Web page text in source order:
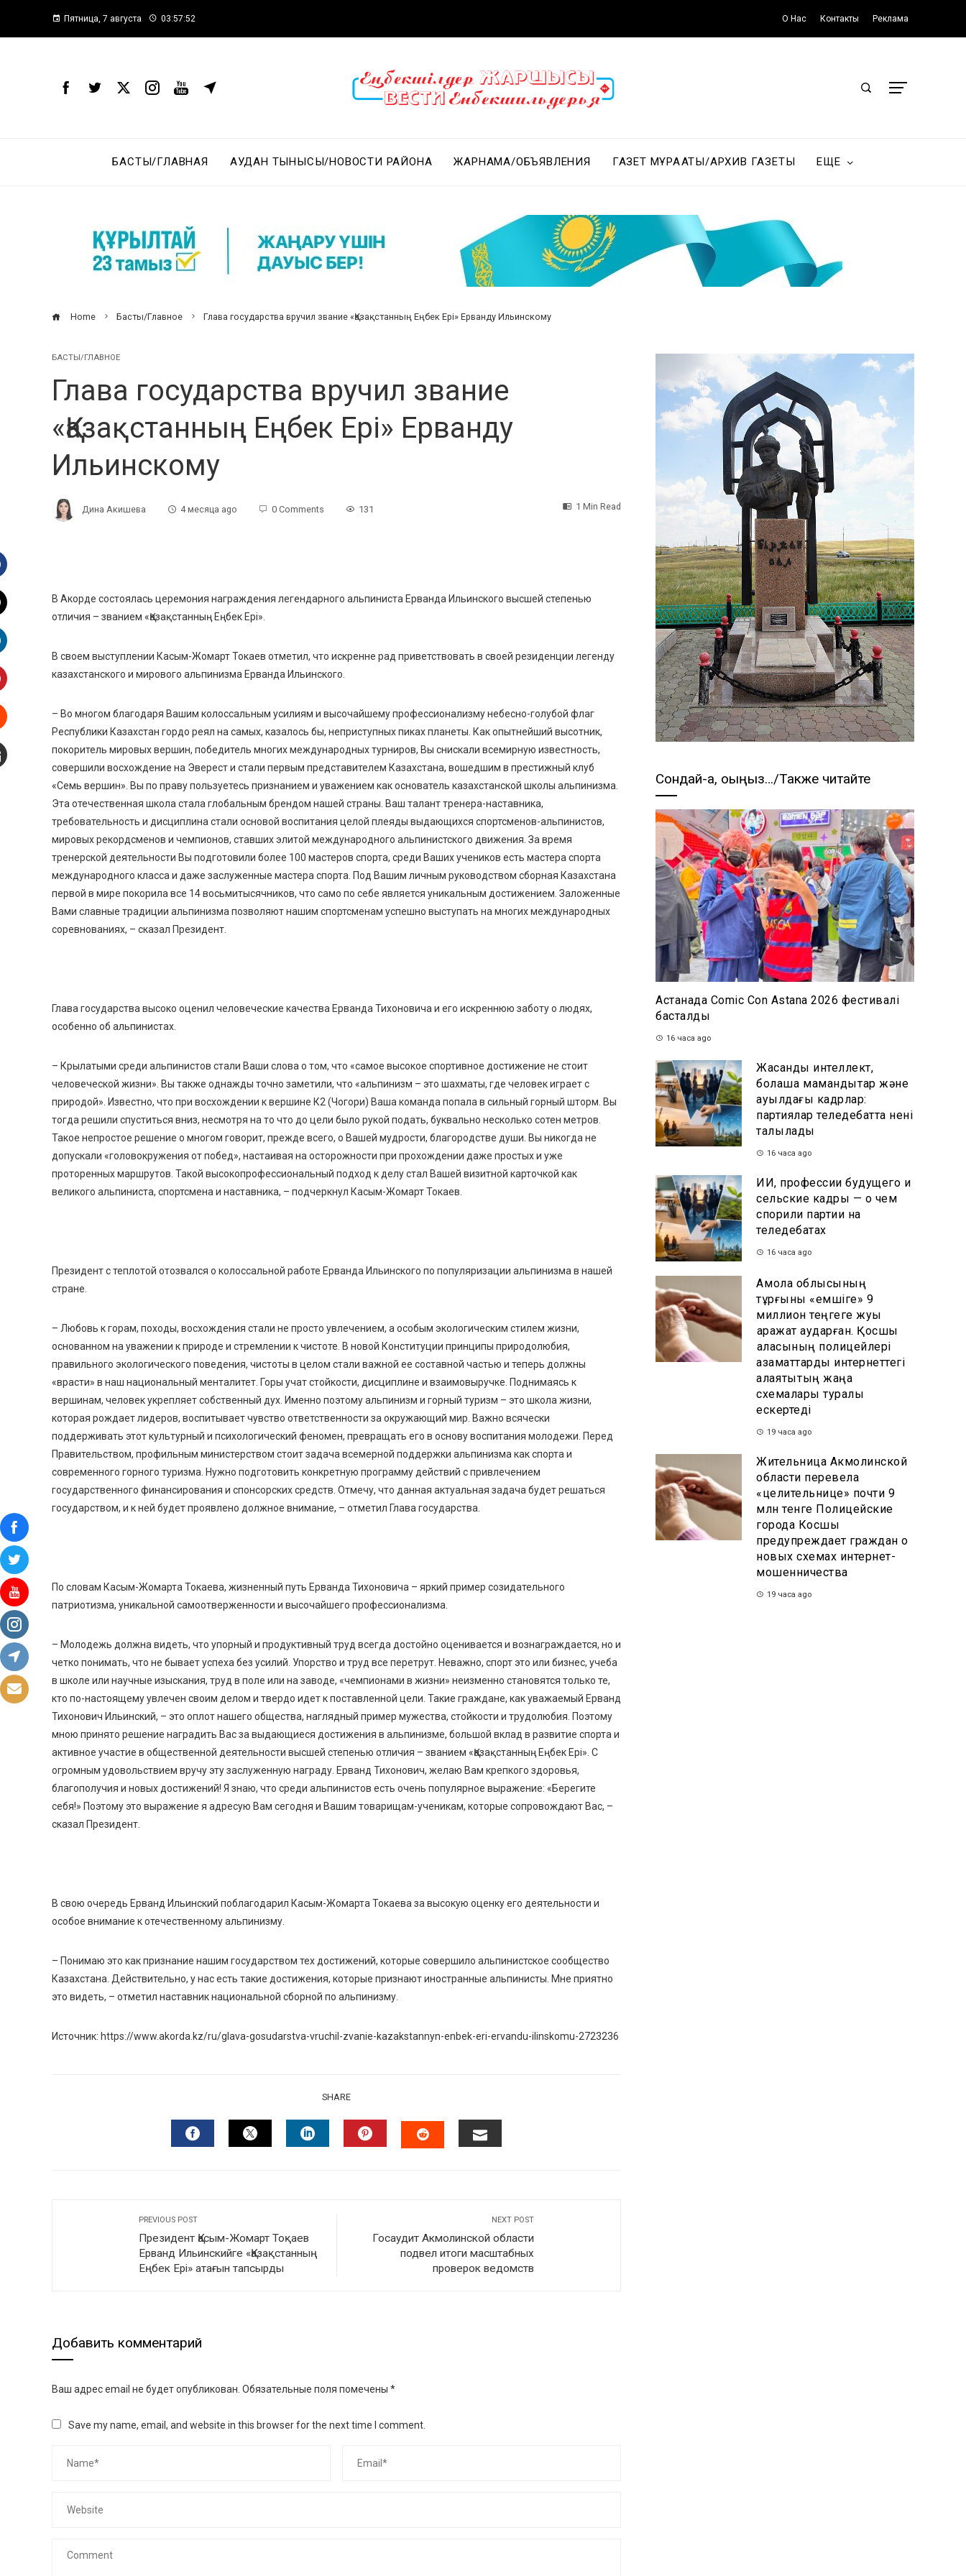
Пятница, 7 августа 03:57:53 О Нас Контакты Реклама
БАСТЫ/ГЛАВНАЯ АУДАН ТЫНЫСЫ/НОВОСТИ РАЙОНА ЖАРНАМА/ОБЪЯВЛЕНИЯ ГАЗЕТ МҰРАҒАТЫ/АРХИВ ГАЗЕТЫ ЕЩЕ
Home Басты/Главное Глава государства вручил звание «Қазақстанның Еңбек Ері» Ерванду Ильинскому
БАСТЫ/ГЛАВНОЕ
Глава государства вручил звание
«Қазақстанның Еңбек Ері» Ерванду
Ильинскому
Дина Акишева 4 месяца ago 0 Comments 131 1 Min Read
В Акорде состоялась церемония награждения легендарного альпиниста Ерванда Ильинского высшей степенью
отличия – званием «Қазақстанның Еңбек Ері».
В своем выступлении Касым-Жомарт Токаев отметил, что искренне рад приветствовать в своей резиденции легенду
казахстанского и мирового альпинизма Ерванда Ильинского.
– Во многом благодаря Вашим колоссальным усилиям и высочайшему профессионализму небесно-голубой флаг
Республики Казахстан гордо реял на самых, казалось бы, неприступных пиках планеты. Как опытнейший высотник,
покоритель мировых вершин, победитель многих международных турниров, Вы снискали всемирную известность,
совершили восхождение на Эверест и стали первым представителем Казахстана, вошедшим в престижный клуб
«Семь вершин». Вы по праву пользуетесь признанием и уважением как основатель казахстанской школы альпинизма.
Эта отечественная школа стала глобальным брендом нашей страны. Ваш талант тренера-наставника,
требовательность и дисциплина стали основой воспитания целой плеяды выдающихся спортсменов-альпинистов,
мировых рекордсменов и чемпионов, ставших элитой международного альпинистского движения. За время
тренерской деятельности Вы подготовили более 100 мастеров спорта, среди Ваших учеников есть мастера спорта
международного класса и даже заслуженные мастера спорта. Под Вашим личным руководством сборная Казахстана
первой в мире покорила все 14 восьмитысячников, что само по себе является уникальным достижением. Заложенные
Вами славные традиции альпинизма позволяют нашим спортсменам успешно выступать на многих международных
соревнованиях, – сказал Президент.
Глава государства высоко оценил человеческие качества Ерванда Тихоновича и его искреннюю заботу о людях,
особенно об альпинистах.
– Крылатыми среди альпинистов стали Ваши слова о том, что «самое высокое спортивное достижение не стоит
человеческой жизни». Вы также однажды точно заметили, что «альпинизм – это шахматы, где человек играет с
природой». Известно, что при восхождении к вершине К2 (Чогори) Ваша команда попала в сильный горный шторм. Вы
тогда решили спуститься вниз, несмотря на то что до цели было рукой подать, буквально несколько сотен метров.
Такое непростое решение о многом говорит, прежде всего, о Вашей мудрости, благородстве души. Вы никогда не
допускали «головокружения от побед», настаивая на осторожности при прохождении даже простых и уже
проторенных маршрутов. Такой высокопрофессиональный подход к делу стал Вашей визитной карточкой как
великого альпиниста, спортсмена и наставника, – подчеркнул Касым-Жомарт Токаев.
Президент с теплотой отозвался о колоссальной работе Ерванда Ильинского по популяризации альпинизма в нашей
стране.
– Любовь к горам, походы, восхождения стали не просто увлечением, а особым экологическим стилем жизни,
основанном на уважении к природе и стремлении к чистоте. В новой Конституции принципы природолюбия,
правильного экологического поведения, чистоты в целом стали важной ее составной частью и теперь должны
«врасти» в наш национальный менталитет. Горы учат стойкости, дисциплине и взаимовыручке. Поднимаясь к
вершинам, человек укрепляет собственный дух. Именно поэтому альпинизм и горный туризм – это школа жизни,
которая рождает лидеров, воспитывает чувство ответственности за окружающий мир. Важно всячески
поддерживать этот культурный и психологический феномен, превращать его в основу воспитания молодежи. Перед
Правительством, профильным министерством стоит задача всемерной поддержки альпинизма как спорта и
современного горного туризма. Нужно подготовить конкретную программу действий с привлечением
государственного финансирования и спонсорских средств. Отмечу, что данная актуальная задача будет решаться
государством, и к ней будет проявлено должное внимание, – отметил Глава государства.
По словам Касым-Жомарта Токаева, жизненный путь Ерванда Тихоновича – яркий пример созидательного
патриотизма, уникальной самоотверженности и высочайшего профессионализма.
– Молодежь должна видеть, что упорный и продуктивный труд всегда достойно оценивается и вознаграждается, но и
четко понимать, что не бывает успеха без усилий. Упорство и труд все перетрут. Неважно, спорт это или бизнес, учеба
в школе или научные изыскания, труд в поле или на заводе, «чемпионами в жизни» неизменно становятся только те,
кто по-настоящему увлечен своим делом и твердо идет к поставленной цели. Такие граждане, как уважаемый Ерванд
Тихонович Ильинский, – это оплот нашего общества, наглядный пример мужества, стойкости и трудолюбия. Поэтому
мною принято решение наградить Вас за выдающиеся достижения в альпинизме, большой вклад в развитие спорта и
активное участие в общественной деятельности высшей степенью отличия – званием «Қазақстанның Еңбек Ері». С
огромным удовольствием вручу эту заслуженную награду. Ерванд Тихонович, желаю Вам крепкого здоровья,
благополучия и новых достижений! Я знаю, что среди альпинистов есть очень популярное выражение: «Берегите
себя!» Поэтому это выражение я адресую Вам сегодня и Вашим товарищам-ученикам, которые сопровождают Вас, –
сказал Президент.
В свою очередь Ерванд Ильинский поблагодарил Касым-Жомарта Токаева за высокую оценку его деятельности и
особое внимание к отечественному альпинизму.
– Понимаю это как признание нашим государством тех достижений, которые совершило альпинистское сообщество
Казахстана. Действительно, у нас есть такие достижения, которые признают иностранные альпинисты. Мне приятно
это видеть, – отметил наставник национальной сборной по альпинизму.
Источник: https://www.akorda.kz/ru/glava-gosudarstva-vruchil-zvanie-kazakstannyn-enbek-eri-ervandu-ilinskomu-2723236
SHARE
PREVIOUS POST
Президент Қасым-Жомарт Тоқаев
Ерванд Ильинскийге «Қазақстанның
Еңбек Ері» атағын тапсырды
NEXT POST
Госаудит Акмолинской области
подвел итоги масштабных
проверок ведомств
Добавить комментарий
Ваш адрес email не будет опубликован. Обязательные поля помечены *
Save my name, email, and website in this browser for the next time I comment.
Сондай-ақ, оқыңыз…/Также читайте
Астанада Comic Con Astana 2026 фестивалі
басталды
16 часа ago
Жасанды интеллект,
болашақ мамандықтар және
ауылдағы кадрлар:
партиялар теледебатта нені
талқылады
16 часа ago
ИИ, профессии будущего и
сельские кадры — о чем
спорили партии на
теледебатах
16 часа ago
Ақмола облысының
тұрғыны «емшіге» 9
миллион теңгеге жуық
қаражат аударған. Қосшы
қаласының полицейлері
азаматтарды интернеттегі
алаяқтықтың жаңа
схемалары туралы
ескертеді
19 часа ago
Жительница Акмолинской
области перевела
«целительнице» почти 9
млн тенге Полицейские
города Косшы
предупреждает граждан о
новых схемах интернет-
мошенничества
19 часа ago